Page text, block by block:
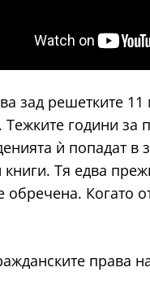
зад решетките 11
години за
ѝ попадат
книги. Тя едва
обречена.
права